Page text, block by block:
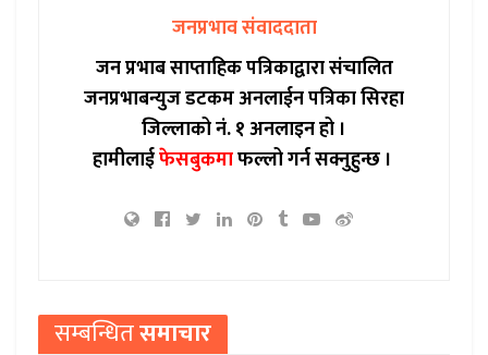
जनप्रभाव संवाददाता
जन प्रभाब साप्ताहिक पत्रिकाद्वारा संचालित
जनप्रभाबन्युज डटकम अनलाईन पत्रिका सिरहा
जिल्लाको नं. १ अनलाइन हो ।
हामीलाईफेसबुकमाफल्लो गर्न सक्नुहुन्छ ।
सम्बन्धितसमाचार